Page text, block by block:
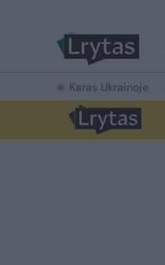
Karas Ukrainoje